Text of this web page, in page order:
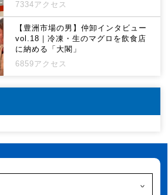
7334アクセス
【豊洲市場の男】仲卸インタビュー
vol.18｜冷凍・生のマグロを飲食店
に納める「大閣」
6859アクセス